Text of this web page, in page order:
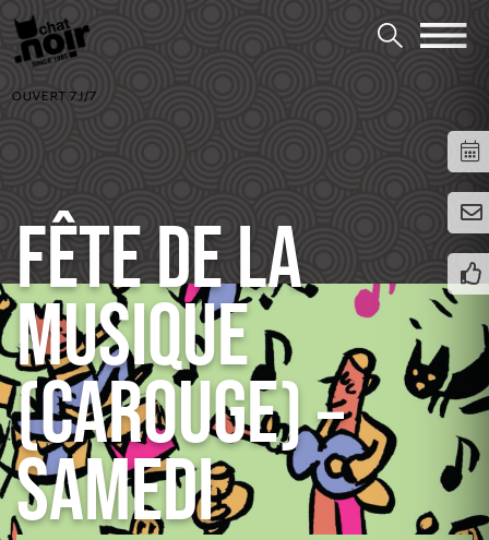
OUVERT 7J/7
FÊTE DE LA
MUSIQUE
(CAROUGE) –
SAMEDI